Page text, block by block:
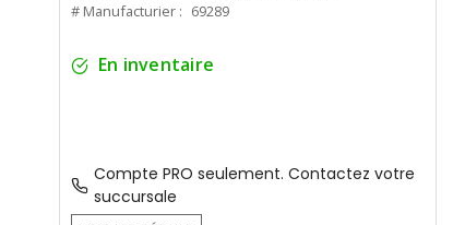
# Manufacturier : 69289
En inventaire
Compte PRO seulement. Contactez votre
succursale